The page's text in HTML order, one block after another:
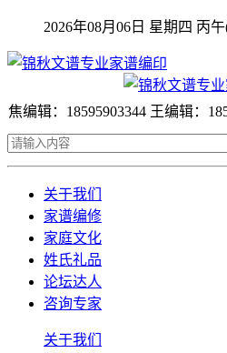
2026年08月06日 星期四 丙
焦编辑：18595903344 王编辑：
关于我们
家谱编修
家庭文化
姓氏礼品
论坛达人
咨询专家
关于我们